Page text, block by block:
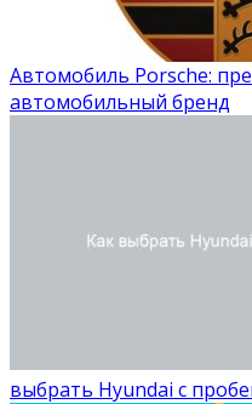
Автомобиль Porsche:
автомобильный бренд
выбрать Hyundai с